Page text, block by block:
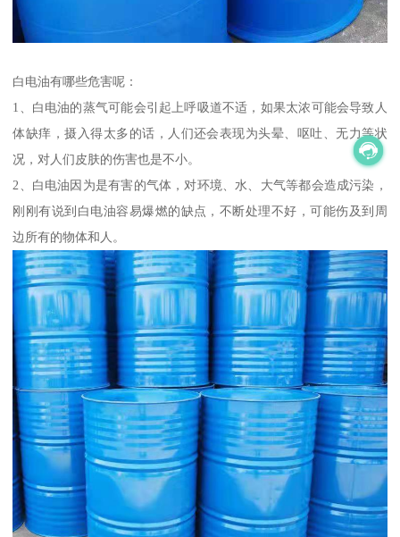
白电油有哪些危害呢：
1、白电油的蒸气可能会引起上呼吸道不适，如果太浓可能会导致人
体缺痒，摄入得太多的话，人们还会表现为头晕、呕吐、无力等状
况，对人们皮肤的伤害也是不小。
2、白电油因为是有害的气体，对环境、水、大气等都会造成污染，
刚刚有说到白电油容易爆燃的缺点，不断处理不好，可能伤及到周
边所有的物体和人。